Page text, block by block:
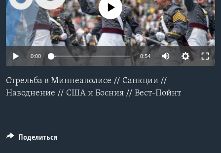
Learning English
СОЦИАЛЬНЫЕ СЕТИ
Языки
No media source currently available
0:00 0:54
Стрельба в Миннеаполисе // Санкции //
Наводнение // США и Босния // Вест-Пойнт
Поделиться